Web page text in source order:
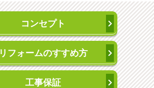
コンセプト
リフォームのすすめ方
工事保証